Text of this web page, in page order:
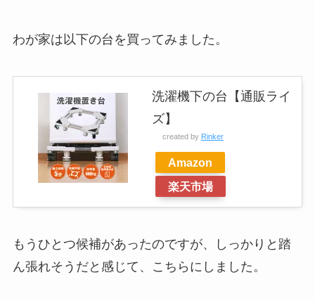
わが家は以下の台を買ってみました。
洗濯機下の台【通販ライ
ズ】
created by Rinker
Amazon
楽天市場
もうひとつ候補があったのですが、しっかりと踏
ん張れそうだと感じて、こちらにしました。